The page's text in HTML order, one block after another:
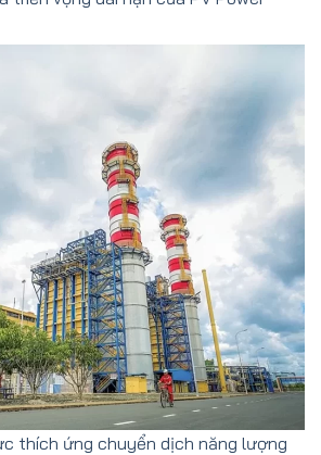
thích ứng chuyển dịch năng lượng